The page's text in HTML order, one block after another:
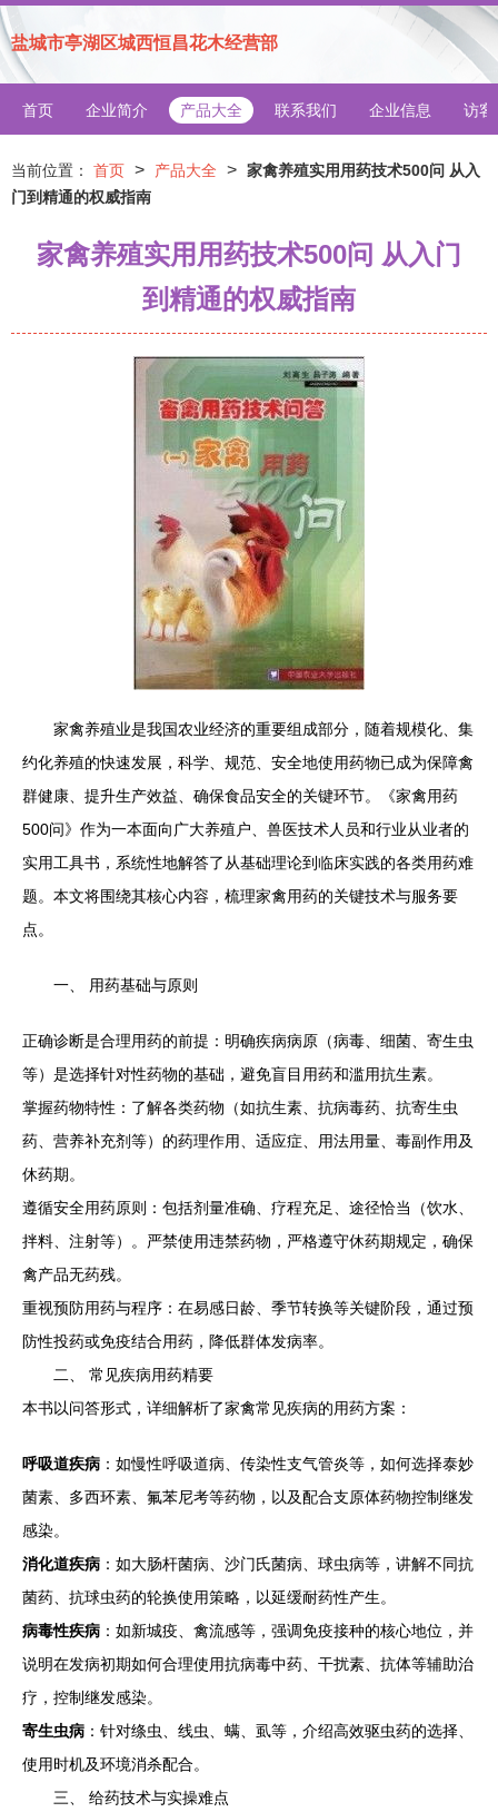
盐城市亭湖区城西恒昌花木经营部
首页 企业简介 产品大全 联系我们 企业信息 访客
当前位置： 首页 > 产品大全 > 家禽养殖实用用药技术500问 从入
门到精通的权威指南
家禽养殖实用用药技术500问 从入门
到精通的权威指南
家禽养殖业是我国农业经济的重要组成部分，随着规模化、集
约化养殖的快速发展，科学、规范、安全地使用药物已成为保障禽
群健康、提升生产效益、确保食品安全的关键环节。《家禽用药
500问》作为一本面向广大养殖户、兽医技术人员和行业从业者的
实用工具书，系统性地解答了从基础理论到临床实践的各类用药难
题。本文将围绕其核心内容，梳理家禽用药的关键技术与服务要
点。
一、 用药基础与原则
正确诊断是合理用药的前提：明确疾病病原（病毒、细菌、寄生虫
等）是选择针对性药物的基础，避免盲目用药和滥用抗生素。
掌握药物特性：了解各类药物（如抗生素、抗病毒药、抗寄生虫
药、营养补充剂等）的药理作用、适应症、用法用量、毒副作用及
休药期。
遵循安全用药原则：包括剂量准确、疗程充足、途径恰当（饮水、
拌料、注射等）。严禁使用违禁药物，严格遵守休药期规定，确保
禽产品无药残。
重视预防用药与程序：在易感日龄、季节转换等关键阶段，通过预
防性投药或免疫结合用药，降低群体发病率。
二、 常见疾病用药精要
本书以问答形式，详细解析了家禽常见疾病的用药方案：
呼吸道疾病 ：如慢性呼吸道病、传染性支气管炎等，如何选择泰妙
菌素、多西环素、氟苯尼考等药物，以及配合支原体药物控制继发
感染。
消化道疾病 ：如大肠杆菌病、沙门氏菌病、球虫病等，讲解不同抗
菌药、抗球虫药的轮换使用策略，以延缓耐药性产生。
病毒性疾病 ：如新城疫、禽流感等，强调免疫接种的核心地位，并
说明在发病初期如何合理使用抗病毒中药、干扰素、抗体等辅助治
疗，控制继发感染。
寄生虫病 ：针对绦虫、线虫、螨、虱等，介绍高效驱虫药的选择、
使用时机及环境消杀配合。
三、 给药技术与实操难点